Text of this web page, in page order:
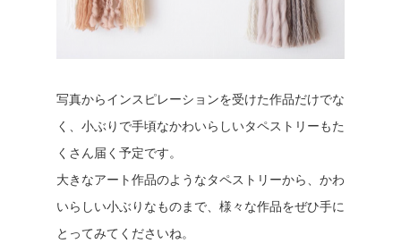
写真からインスピレーションを受けた作品だけでな
く、小ぶりで手頃なかわいらしいタペストリーもた
くさん届く予定です。
大きなアート作品のようなタペストリーから、かわ
いらしい小ぶりなものまで、様々な作品をぜひ手に
とってみてくださいね。